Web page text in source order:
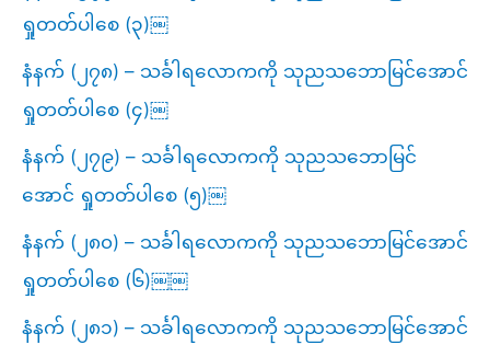
ရှုတတ်ပါစေ (၃)￼
နံနက် (၂၇၈) – သင်္ခါရလောကကို သုညသဘောမြင်အောင်
ရှုတတ်ပါစေ (၄)￼
နံနက် (၂၇၉) – သင်္ခါရလောကကို သုညသဘောမြင်
အောင် ရှုတတ်ပါစေ (၅)￼
နံနက် (၂၈၀) – သင်္ခါရလောကကို သုညသဘောမြင်အောင်
ရှုတတ်ပါစေ (၆)￼￼
နံနက် (၂၈၁) – သင်္ခါရလောကကို သုညသဘောမြင်အောင်